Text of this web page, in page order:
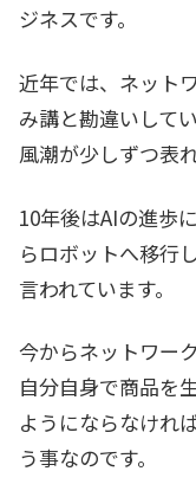
ジネスです。
近年では、ネット
み講と勘違いして
風潮が少しずつ表
10年後はAIの進歩
らロボットへ移行
言われています。
今からネットワー
自分自身で商品を
ようにならなけれ
う事なのです。